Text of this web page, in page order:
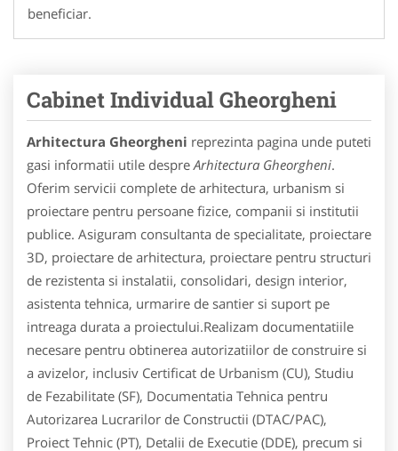
beneficiar.
Cabinet Individual Gheorgheni
Arhitectura Gheorgheni reprezinta pagina unde puteti
gasi informatii utile despre Arhitectura Gheorgheni.
Oferim servicii complete de arhitectura, urbanism si
proiectare pentru persoane fizice, companii si institutii
publice. Asiguram consultanta de specialitate, proiectare
3D, proiectare de arhitectura, proiectare pentru structuri
de rezistenta si instalatii, consolidari, design interior,
asistenta tehnica, urmarire de santier si suport pe
intreaga durata a proiectului.Realizam documentatiile
necesare pentru obtinerea autorizatiilor de construire si
a avizelor, inclusiv Certificat de Urbanism (CU), Studiu
de Fezabilitate (SF), Documentatia Tehnica pentru
Autorizarea Lucrarilor de Constructii (DTAC/PAC),
Proiect Tehnic (PT), Detalii de Executie (DDE), precum si